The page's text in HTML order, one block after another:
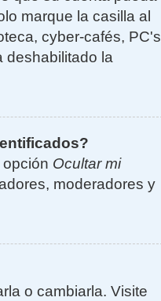
marque la casilla al
cyber-cafés, PC's
deshabilitado la
Ocultar mi
moderadores y
o cambiarla. Visite